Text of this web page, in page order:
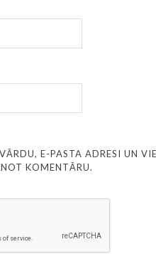
E-PASTA ADRESI UN
KOMENTĀRU.